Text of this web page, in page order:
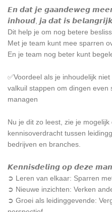
𝙀𝙣 𝙙𝙖𝙩 𝙟𝙚 𝙜𝙖𝙖𝙣𝙙𝙚𝙬𝙚𝙜 𝙢𝙚𝙚𝙧
𝙞𝙣𝙝𝙤𝙪𝙙, 𝙟𝙖 𝙙𝙖𝙩 𝙞𝙨
Dit help je om nog betere
Met je team kunt mee sparren
En je team nog beter kunt
✅Voordeel als je inhoudelijk
valkuil stappen om dingen
managen
Nu je dit zo leest, zie je
kennisoverdracht tussen
bedrijven en branches.
𝙆𝙚𝙣𝙣𝙞𝙨𝙙𝙚𝙡𝙞𝙣𝙜 𝙤𝙥 𝙙𝙚𝙯𝙚
➲ Leren van elkaar: Sparren
➲ Nieuwe inzichten: Verken
➲ Groei als leidinggevende: